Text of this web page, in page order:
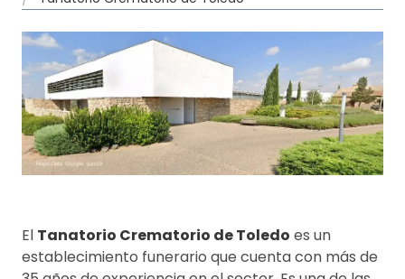
El Tanatorio Crematorio de Toledo es un
establecimiento funerario que cuenta con más de